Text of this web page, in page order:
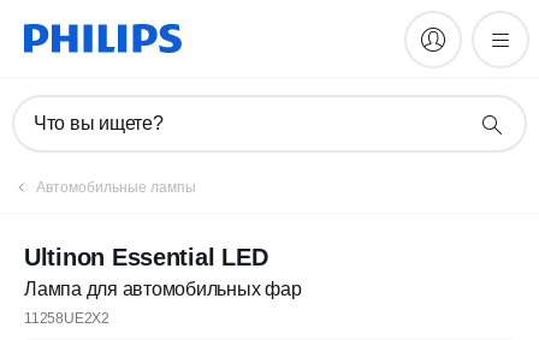
Что вы ищете?
Автомобильные лампы
Ultinon Essential LED
Лампа для автомобильных фар
11258UE2X2